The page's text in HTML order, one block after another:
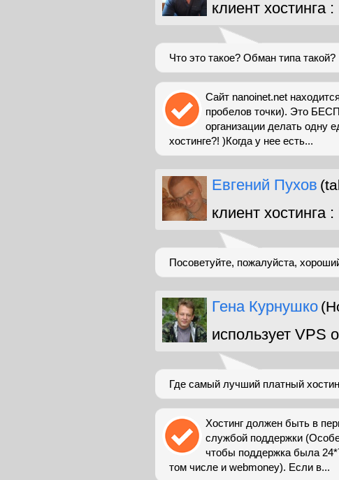
клиент хостинга :
Что это такое? Обман типа такой?
Сайт nanoinet.net
пробелов точки). Это
организации делать одну
хостинге?! )Когда у нее есть...
Евгений Пухов
клиент хостинга :
Посоветуйте, пожалуйста,
Гена Курнушко
использует VPS
Где самый лучший платный
Хостинг должен быть в
службой поддержки
чтобы поддержка была
том числе и webmoney). Если в...